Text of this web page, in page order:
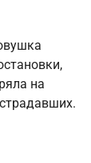
на